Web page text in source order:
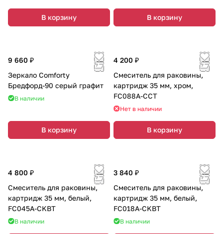
В корзину В корзину
9 660 ₽
Зеркало Comforty
Бредфорд-90 серый графит
В наличии
В корзину
4 200 ₽
Смеситель для раковины,
картридж 35 мм, хром,
FC088A-CCT
Нет в наличии
В корзину
4 800 ₽
Смеситель для раковины,
картридж 35 мм, белый,
FC045A-CKBT
В наличии
3 840 ₽
Смеситель для раковины,
картридж 35 мм, белый,
FC018A-CKBT
В наличии